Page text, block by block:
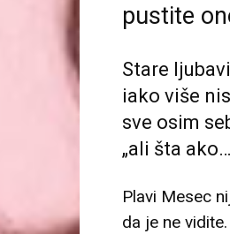
pustite
Stare
iako više
sve osim
„ali šta
Plavi Mesec
da je ne